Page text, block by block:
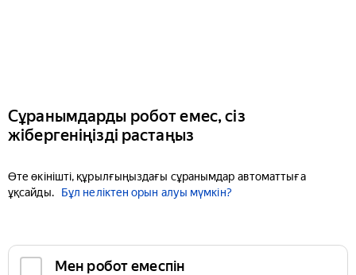
Сұранымдарды робот емес, сіз
жібергеніңізді растаңыз
Өте өкінішті, құрылғыңыздағы сұранымдар автоматтыға
ұқсайды.
Бұл неліктен орын алуы мүмкін?
Мен робот емеспін